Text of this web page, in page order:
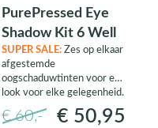
PurePressed Eye
Shadow Kit 6 Well
SUPER SALE:Zes op elkaar
afgestemde
oogschaduwtinten voor een
look voor elke gelegenheid.
€ 60,- € 50,95